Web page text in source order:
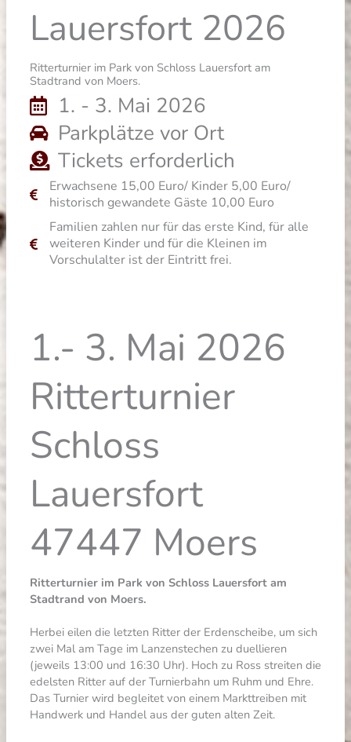
Lauersfort 2026
Ritterturnier im Park von Schloss Lauersfort am
Stadtrand von Moers.
1. - 3. Mai 2026
Parkplätze vor Ort
Tickets erforderlich
Erwachsene 15,00 Euro/ Kinder 5,00 Euro/
historisch gewandete Gäste 10,00 Euro
Familien zahlen nur für das erste Kind, für alle
weiteren Kinder und für die Kleinen im
Vorschulalter ist der Eintritt frei.
1.- 3. Mai 2026
Ritterturnier
Schloss
Lauersfort
47447 Moers
Ritterturnier im Park von Schloss Lauersfort am
Stadtrand von Moers.
Herbei eilen die letzten Ritter der Erdenscheibe, um sich
zwei Mal am Tage im Lanzenstechen zu duellieren
(jeweils 13:00 und 16:30 Uhr). Hoch zu Ross streiten die
edelsten Ritter auf der Turnierbahn um Ruhm und Ehre.
Das Turnier wird begleitet von einem Markttreiben mit
Handwerk und Handel aus der guten alten Zeit.